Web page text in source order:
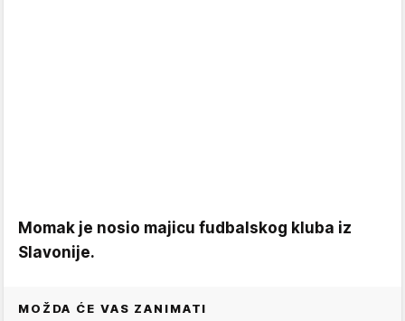
Momak je nosio majicu fudbalskog kluba iz
Slavonije.
MOŽDA ĆE VAS ZANIMATI